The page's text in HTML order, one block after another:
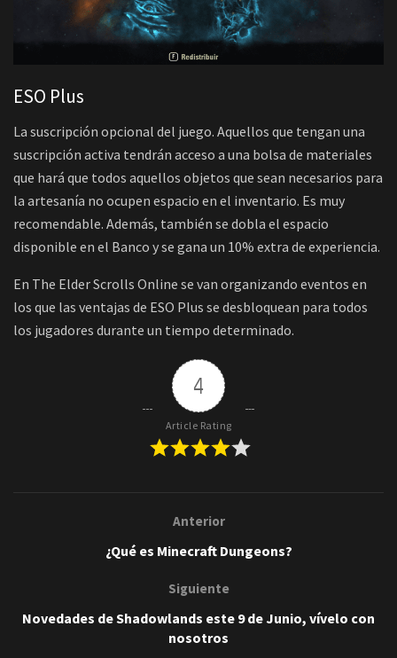
ESO Plus
La suscripción opcional del juego. Aquellos que tengan una
suscripción activa tendrán acceso a una bolsa de materiales
que hará que todos aquellos objetos que sean necesarios para
la artesanía no ocupen espacio en el inventario. Es muy
recomendable. Además, también se dobla el espacio
disponible en el Banco y se gana un 10% extra de experiencia.
En The Elder Scrolls Online se van organizando eventos en
los que las ventajas de ESO Plus se desbloquean para todos
los jugadores durante un tiempo determinado.
4
Article Rating
Anterior
¿Qué es Minecraft Dungeons?
Siguiente
Novedades de Shadowlands este 9 de Junio, vívelo con
nosotros